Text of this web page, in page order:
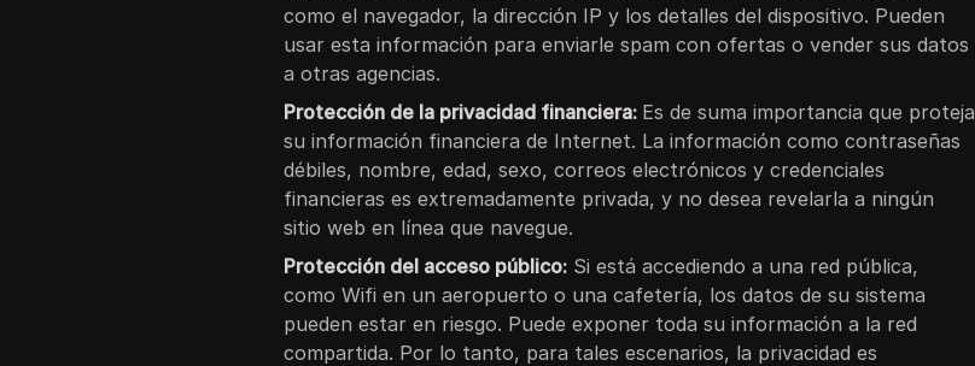
como el navegador, la dirección IP y los detalles del dispositivo. Pueden
usar esta información para enviarle spam con ofertas o vender sus datos
a otras agencias.
Protección de la privacidad financiera: Es de suma importancia que proteja
su información financiera de Internet. La información como contraseñas
débiles, nombre, edad, sexo, correos electrónicos y credenciales
financieras es extremadamente privada, y no desea revelarla a ningún
sitio web en línea que navegue.
Protección del acceso público: Si está accediendo a una red pública,
como Wifi en un aeropuerto o una cafetería, los datos de su sistema
pueden estar en riesgo. Puede exponer toda su información a la red
compartida. Por lo tanto, para tales escenarios, la privacidad es